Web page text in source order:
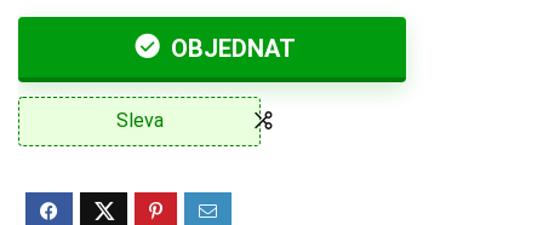
OBJEDNAT
Sleva